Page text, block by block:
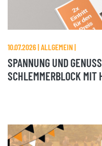
10.07.2026 | ALLGEMEIN |
SPANNUNG UND
SCHLEMMERBLOCK MIT